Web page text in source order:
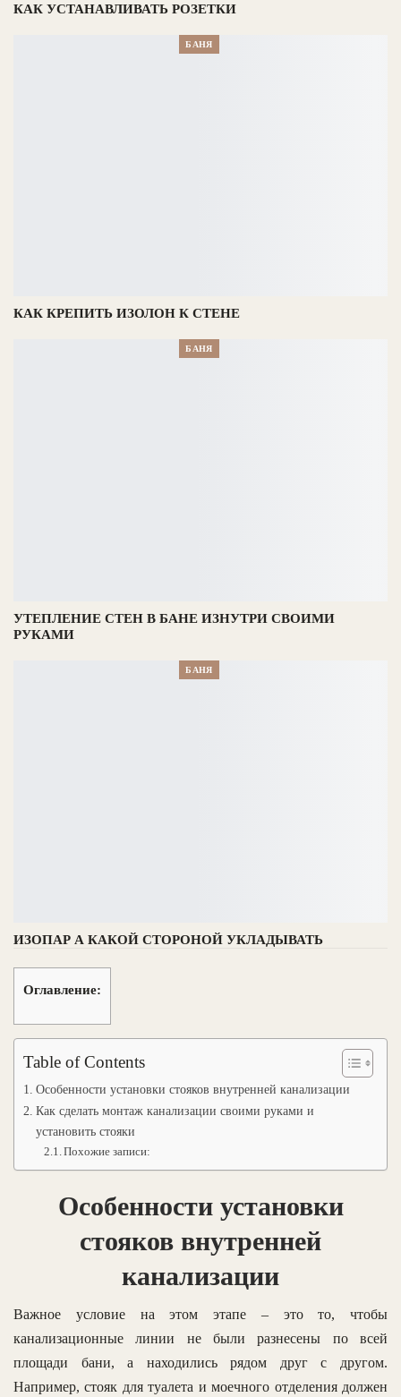
КАК УСТАНАВЛИВАТЬ РОЗЕТКИ
БАНЯ
КАК КРЕПИТЬ ИЗОЛОН К СТЕНЕ
БАНЯ
УТЕПЛЕНИЕ СТЕН В БАНЕ ИЗНУТРИ СВОИМИ
РУКАМИ
БАНЯ
ИЗОПАР А КАКОЙ СТОРОНОЙ УКЛАДЫВАТЬ
Оглавление:
Table of Contents
Особенности установки стояков внутренней канализации
Как сделать монтаж канализации своими руками и
установить стояки
Похожие записи:
Особенности установки
стояков внутренней
канализации
Важное условие на этом этапе – это то, чтобы
канализационные линии не были разнесены по всей
площади бани, а находились рядом друг с другом.
Например, стояк для туалета и моечного отделения должен